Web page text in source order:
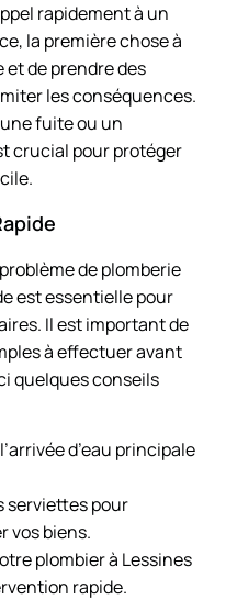
rapidement à un
la première chose à
de prendre des
les conséquences.
fuite ou un
crucial pour protéger
de plomberie
est essentielle pour
Il est important de
à effectuer avant
quelques conseils
d’eau principale
serviettes pour
vos biens.
plombier à Lessines
rapide.